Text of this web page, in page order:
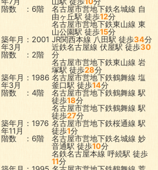
階数 ：6階
名古屋市営地下鉄名城線 自
由ヶ丘駅 徒歩12分
名古屋市営地下鉄東山線 東
山公園駅 徒歩15分
築年月：2001
年3月
階数 ：2階
JR関西本線 八田駅 徒歩34分
近鉄名古屋線 伏屋駅 徒歩30
分
名古屋市営地下鉄東山線 岩
塚駅 徒歩28分
築年月：1986
年3月
階数 ：4階
名古屋市営地下鉄鶴舞線 塩
釜口駅 徒歩14分
名古屋市営地下鉄鶴舞線 駅
徒歩18分
名古屋市営地下鉄鶴舞線 駅
徒歩27分
築年月：1976
年11月
階数 ：6階
名古屋市営地下鉄桜通線 駅
徒歩1分
名古屋市営地下鉄名城線 妙
音通駅 徒歩10分
名鉄名古屋本線 呼続駅 徒歩
11分